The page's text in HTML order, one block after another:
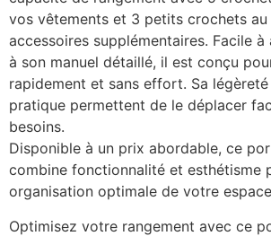
vos vêtements et 3 petits crochets
accessoires supplémentaires. Facile à
à son manuel détaillé, il est conçu
rapidement et sans effort. Sa
pratique permettent de le déplacer
besoins.
Disponible à un prix abordable, ce
combine fonctionnalité et esthétisme
organisation optimale de votre
Optimisez votre rangement avec ce